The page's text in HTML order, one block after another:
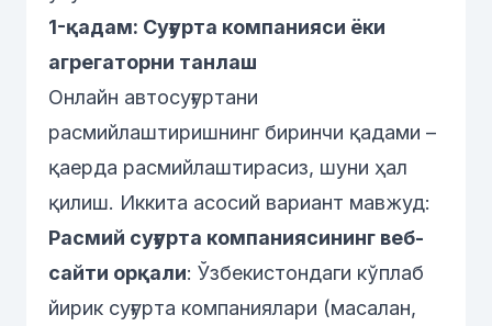
1-қадам: Суғурта компанияси ёки
агрегаторни танлаш
Онлайн автосуғуртани
расмийлаштиришнинг биринчи қадами –
қаерда расмийлаштирасиз, шуни ҳал
қилиш. Иккита асосий вариант мавжуд:
Расмий суғурта компаниясининг веб-
сайти орқали: Ўзбекистондаги кўплаб
йирик суғурта компаниялари (масалан,